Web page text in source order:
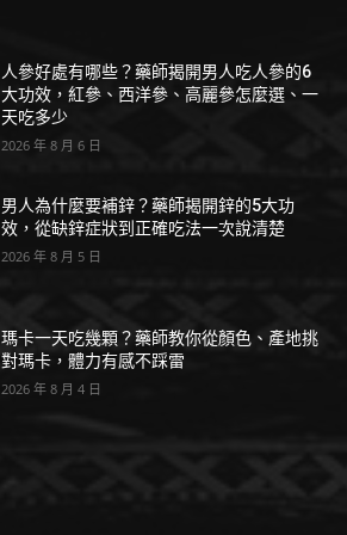
人參好處有哪些？藥師揭開男人吃人參的6
大功效，紅參、西洋參、高麗參怎麼選、一
天吃多少
2026 年 8 月 6 日
男人為什麼要補鋅？藥師揭開鋅的5大功
效，從缺鋅症狀到正確吃法一次說清楚
2026 年 8 月 5 日
瑪卡一天吃幾顆？藥師教你從顏色、產地挑
對瑪卡，體力有感不踩雷
2026 年 8 月 4 日